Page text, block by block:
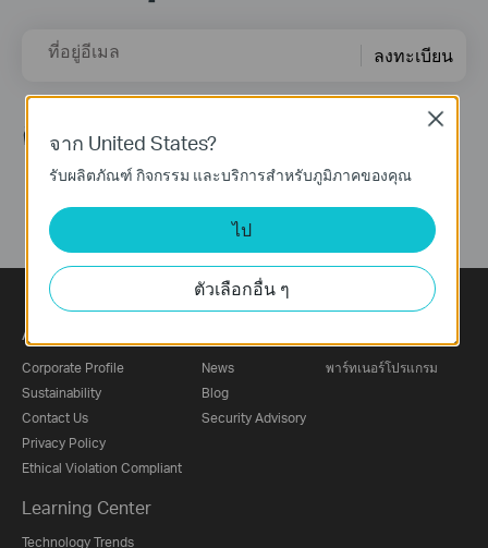
ที่อยู่อีเมล ลงทะเบียน
ติดตามเรา
About
Corporate Profile
Sustainability
Contact Us
Privacy Policy
Ethical Violation Compliant
News
Blog
Security Advisory
พาร์ทเนอร์โปรแกรม
Learning Center
Technology Trends
จาก United States?
รับผลิตภัณฑ์ กิจกรรม และบริการสำหรับภูมิภาคของคุณ
ไป
ตัวเลือกอื่น ๆ
Close